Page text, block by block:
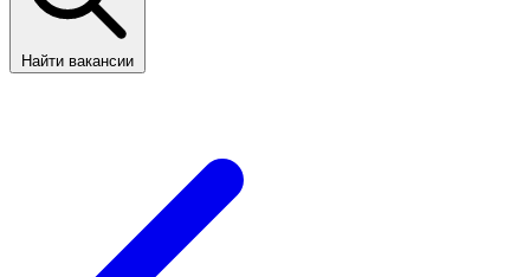
Найти вакансии